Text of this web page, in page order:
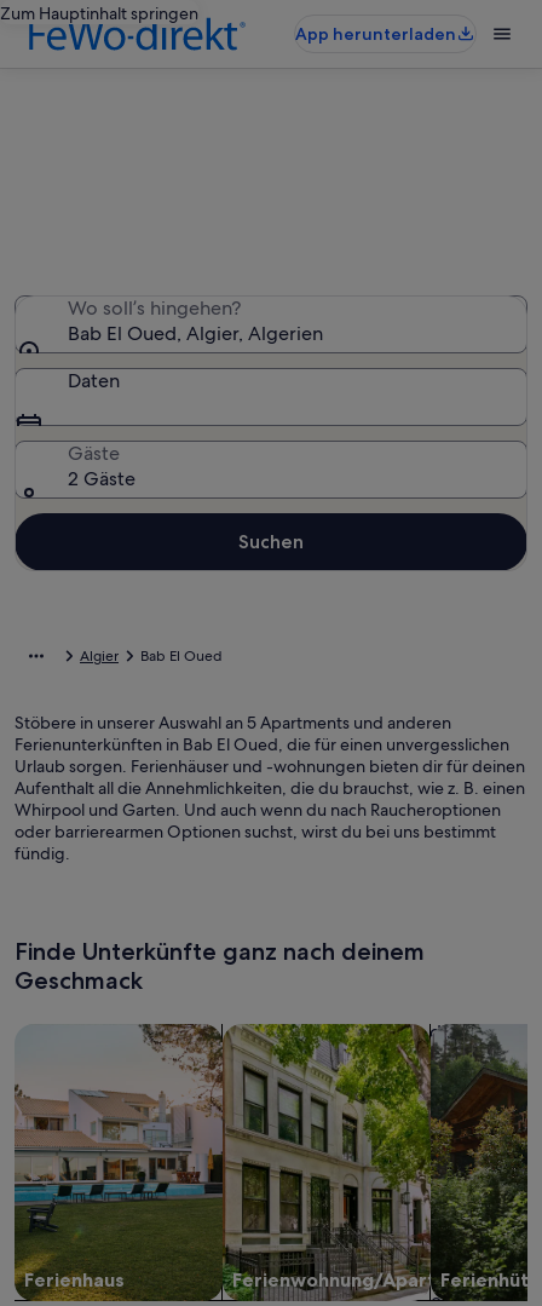
Zum Hauptinhalt springen
App herunterladen
Wo soll’s hingehen?
Bab El Oued, Algier, Algerien
Daten
Gäste
2 Gäste
Suchen
Algier Bab El Oued
Stöbere in unserer Auswahl an 5 Apartments und anderen
Ferienunterkünften in Bab El Oued, die für einen unvergesslichen
Urlaub sorgen. Ferienhäuser und -wohnungen bieten dir für deinen
Aufenthalt all die Annehmlichkeiten, die du brauchst, wie z. B. einen
Whirpool und Garten. Und auch wenn du nach Raucheroptionen
oder barrierearmen Optionen suchst, wirst du bei uns bestimmt
fündig.
Finde Unterkünfte ganz nach deinem
Geschmack
Ferienhaus
Suche nach Ferienhäusern
Ferienwohnung/Apartment
Suche nach Ferienwohnungen oder
Suche nach